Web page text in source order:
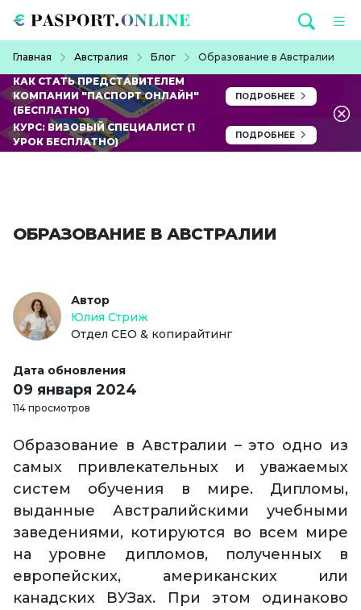
Главная Австралия Блог
Образование в Австралии
КАК СТАТЬ ПРЕДСТАВИТЕЛЕМ
КОМПАНИИ "ПАСПОРТ ОНЛАЙН"
(БЕСПЛАТНО)
ПОДРОБНЕЕ
КУРС: ВИЗОВЫЙ СПЕЦИАЛИСТ (1
УРОК БЕСПЛАТНО)
ПОДРОБНЕЕ
ОБРАЗОВАНИЕ В АВСТРАЛИИ
Автор
Юлия Стриж
Отдел СЕО & копирайтинг
Дата обновления
09 января 2024
114 просмотров
Образование в Австралии – это одно из
самых привлекательных и уважаемых
систем обучения в мире. Дипломы,
выданные Австралийскими учебными
заведениями, котируются во всем мире
на уровне дипломов, полученных в
европейских, американских или
канадских ВУЗах. При этом одинаково